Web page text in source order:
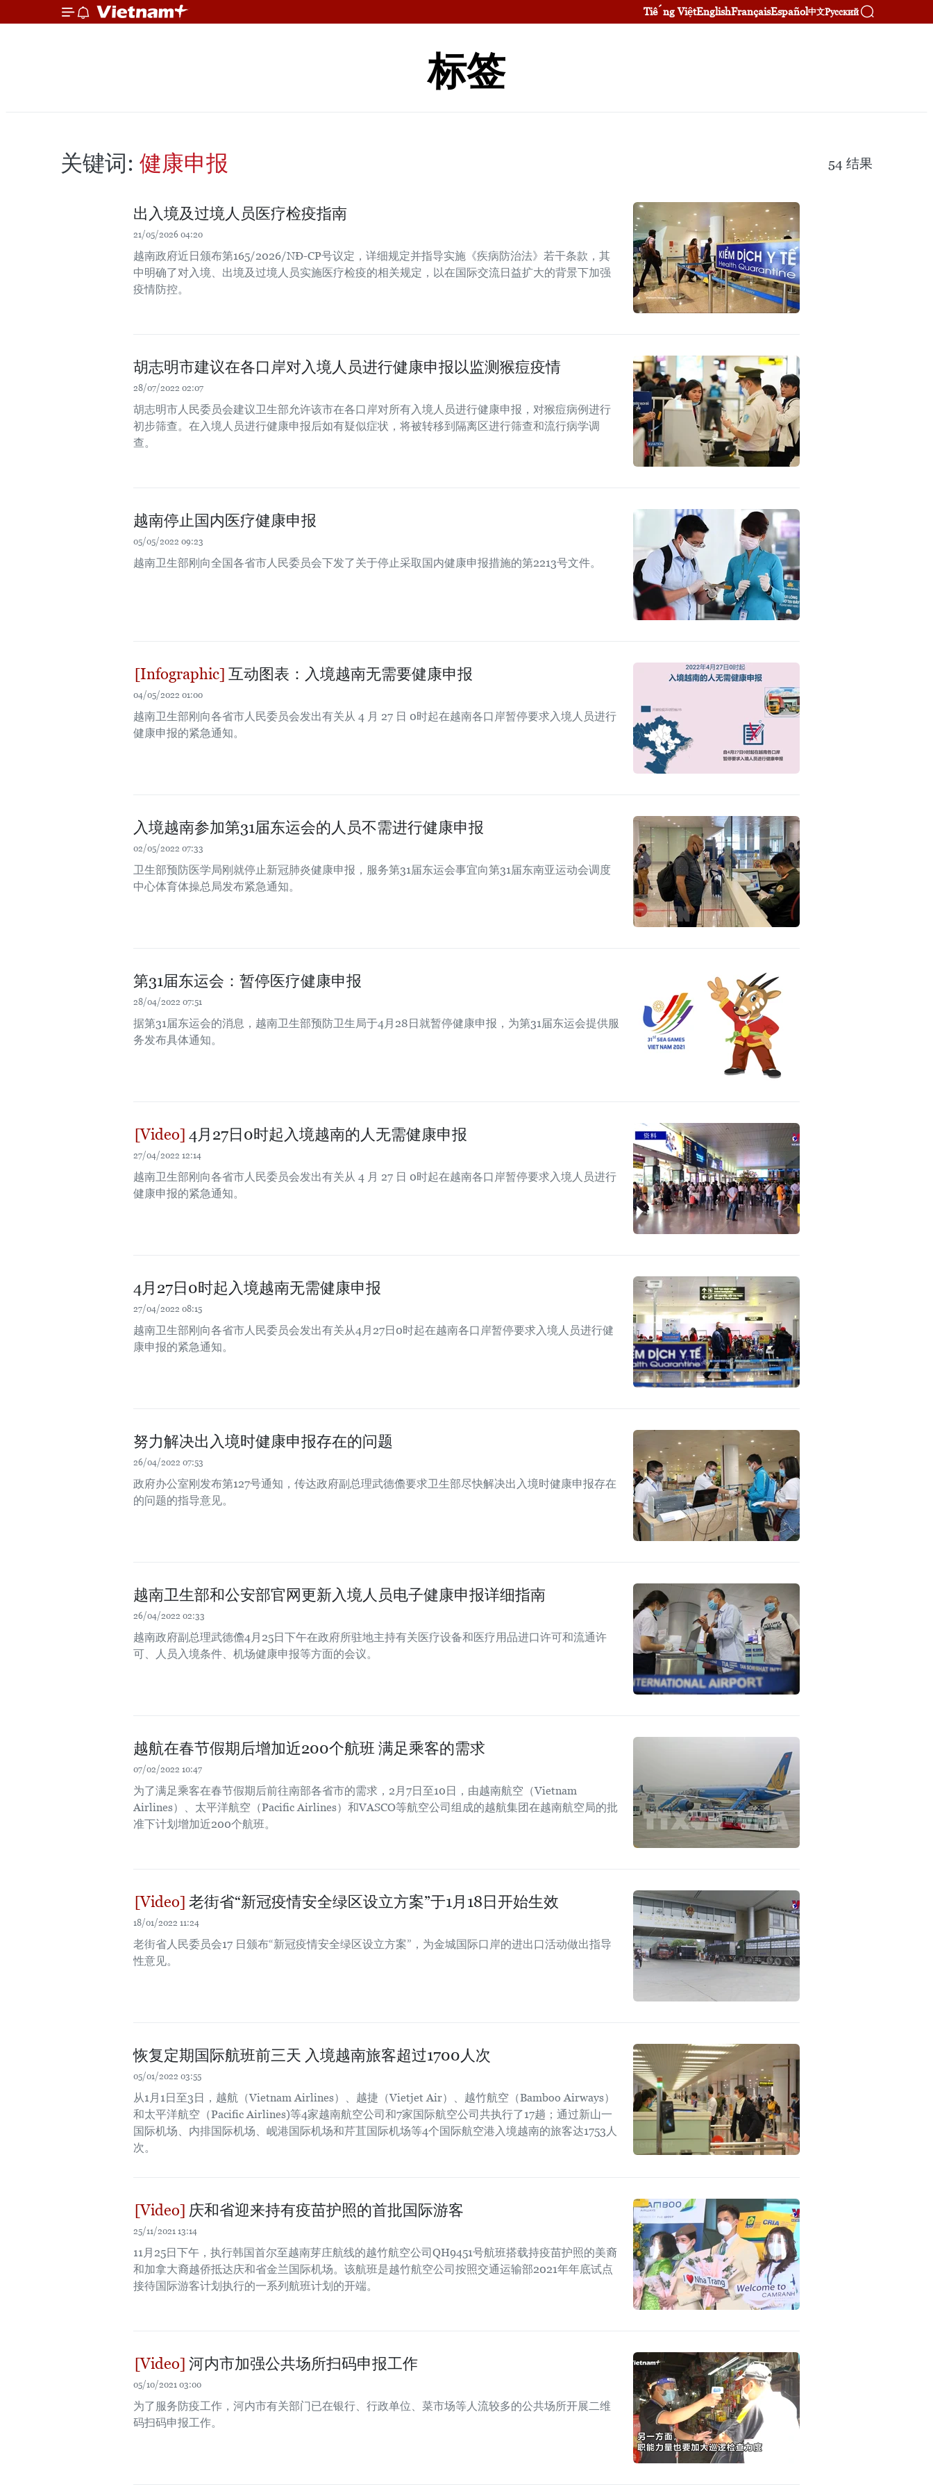
Tiếng ViệtEnglishFrançaisEspañol中文Русский
标签
关键词: 健康申报 54 结果
出入境及过境人员医疗检疫指南
21/05/2026 04:20
越南政府近日颁布第165/2026/NĐ-CP号议定，详细规定并指导实施《疾病防治法》若干条款，其
中明确了对入境、出境及过境人员实施医疗检疫的相关规定，以在国际交流日益扩大的背景下加强
疫情防控。
胡志明市建议在各口岸对入境人员进行健康申报以监测猴痘疫情
28/07/2022 02:07
胡志明市人民委员会建议卫生部允许该市在各口岸对所有入境人员进行健康申报，对猴痘病例进行
初步筛查。在入境人员进行健康申报后如有疑似症状，将被转移到隔离区进行筛查和流行病学调
查。
越南停止国内医疗健康申报
05/05/2022 09:23
越南卫生部刚向全国各省市人民委员会下发了关于停止采取国内健康申报措施的第2213号文件。
互动图表：入境越南无需要健康申报
04/05/2022 01:00
越南卫生部刚向各省市人民委员会发出有关从 4 月 27 日 0时起在越南各口岸暂停要求入境人员进行
健康申报的紧急通知。
入境越南参加第31届东运会的人员不需进行健康申报
02/05/2022 07:33
卫生部预防医学局刚就停止新冠肺炎健康申报，服务第31届东运会事宜向第31届东南亚运动会调度
中心体育体操总局发布紧急通知。
第31届东运会：暂停医疗健康申报
28/04/2022 07:51
据第31届东运会的消息，越南卫生部预防卫生局于4月28日就暂停健康申报，为第31届东运会提供服
务发布具体通知。
4月27日0时起入境越南的人无需健康申报
27/04/2022 12:14
越南卫生部刚向各省市人民委员会发出有关从 4 月 27 日 0时起在越南各口岸暂停要求入境人员进行
健康申报的紧急通知。
4月27日0时起入境越南无需健康申报
27/04/2022 08:15
越南卫生部刚向各省市人民委员会发出有关从4月27日0时起在越南各口岸暂停要求入境人员进行健
康申报的紧急通知。
努力解决出入境时健康申报存在的问题
26/04/2022 07:53
政府办公室刚发布第127号通知，传达政府副总理武德儋要求卫生部尽快解决出入境时健康申报存在
的问题的指导意见。
越南卫生部和公安部官网更新入境人员电子健康申报详细指南
26/04/2022 02:33
越南政府副总理武德儋4月25日下午在政府所驻地主持有关医疗设备和医疗用品进口许可和流通许
可、人员入境条件、机场健康申报等方面的会议。
越航在春节假期后增加近200个航班 满足乘客的需求
07/02/2022 10:47
为了满足乘客在春节假期后前往南部各省市的需求，2月7日至10日，由越南航空（Vietnam
Airlines）、太平洋航空（Pacific Airlines）和VASCO等航空公司组成的越航集团在越南航空局的批
准下计划增加近200个航班。
老街省“新冠疫情安全绿区设立方案”于1月18日开始生效
18/01/2022 11:24
老街省人民委员会17 日颁布“新冠疫情安全绿区设立方案”，为金城国际口岸的进出口活动做出指导
性意见。
恢复定期国际航班前三天 入境越南旅客超过1700人次
05/01/2022 03:55
从1月1日至3日，越航（Vietnam Airlines）、越捷（Vietjet Air）、越竹航空（Bamboo Airways）
和太平洋航空（Pacific Airlines)等4家越南航空公司和7家国际航空公司共执行了17趟；通过新山一
国际机场、内排国际机场、岘港国际机场和芹苴国际机场等4个国际航空港入境越南的旅客达1753人
次。
庆和省迎来持有疫苗护照的首批国际游客
25/11/2021 13:14
11月25日下午，执行韩国首尔至越南芽庄航线的越竹航空公司QH9451号航班搭载持疫苗护照的美裔
和加拿大裔越侨抵达庆和省金兰国际机场。该航班是越竹航空公司按照交通运输部2021年年底试点
接待国际游客计划执行的一系列航班计划的开端。
河内市加强公共场所扫码申报工作
05/10/2021 03:00
为了服务防疫工作，河内市有关部门已在银行、行政单位、菜市场等人流较多的公共场所开展二维
码扫码申报工作。